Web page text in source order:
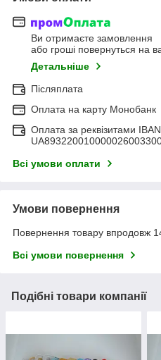
Ви отримаєте замовлення
або гроші повернуться на
Детальніше
Післяплата
Оплата на карту Монобанк
Оплата за реквізитами IBAN
Всі умови оплати
Умови повернення
Повернення товару впродовж
Всі умови повернення
Подібні товари компанії